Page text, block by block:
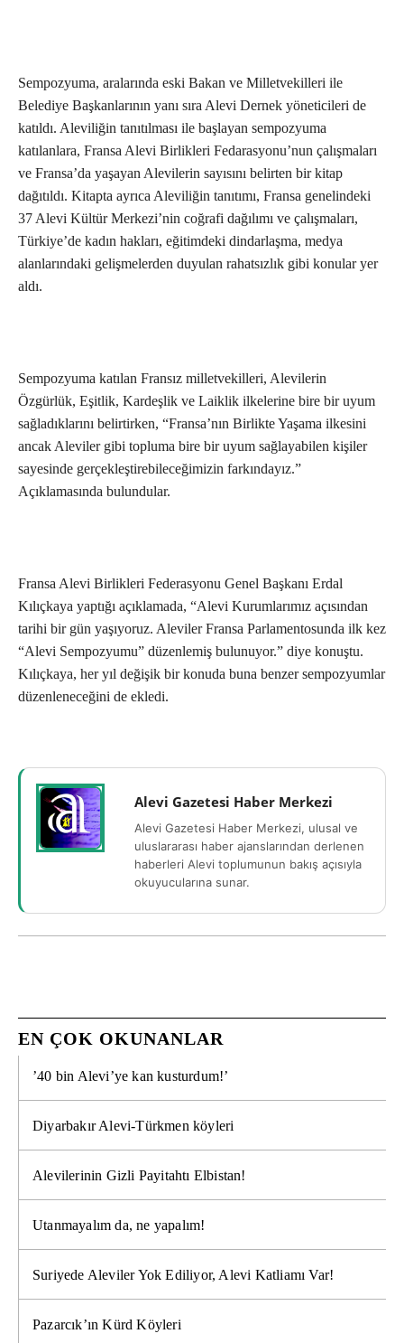
Sempozyuma, aralarında eski Bakan ve Milletvekilleri ile
Belediye Başkanlarının yanı sıra Alevi Dernek yöneticileri de
katıldı. Aleviliğin tanıtılması ile başlayan sempozyuma
katılanlara, Fransa Alevi Birlikleri Fedarasyonu’nun çalışmaları
ve Fransa’da yaşayan Alevilerin sayısını belirten bir kitap
dağıtıldı. Kitapta ayrıca Aleviliğin tanıtımı, Fransa genelindeki
37 Alevi Kültür Merkezi’nin coğrafi dağılımı ve çalışmaları,
Türkiye’de kadın hakları, eğitimdeki dindarlaşma, medya
alanlarındaki gelişmelerden duyulan rahatsızlık gibi konular yer
aldı.
Sempozyuma katılan Fransız milletvekilleri, Alevilerin
Özgürlük, Eşitlik, Kardeşlik ve Laiklik ilkelerine bire bir uyum
sağladıklarını belirtirken, “Fransa’nın Birlikte Yaşama ilkesini
ancak Aleviler gibi topluma bire bir uyum sağlayabilen kişiler
sayesinde gerçekleştirebileceğimizin farkındayız.”
Açıklamasında bulundular.
Fransa Alevi Birlikleri Federasyonu Genel Başkanı Erdal
Kılıçkaya yaptığı açıklamada, “Alevi Kurumlarımız açısından
tarihi bir gün yaşıyoruz. Aleviler Fransa Parlamentosunda ilk kez
“Alevi Sempozyumu” düzenlemiş bulunuyor.” diye konuştu.
Kılıçkaya, her yıl değişik bir konuda buna benzer sempozyumlar
düzenleneceğini de ekledi.
Alevi Gazetesi Haber Merkezi
Alevi Gazetesi Haber Merkezi, ulusal ve
uluslararası haber ajanslarından derlenen
haberleri Alevi toplumunun bakış açısıyla
okuyucularına sunar.
EN ÇOK OKUNANLAR
’40 bin Alevi’ye kan kusturdum!’
Diyarbakır Alevi-Türkmen köyleri
Alevilerinin Gizli Payitahtı Elbistan!
Utanmayalım da, ne yapalım!
Suriyede Aleviler Yok Ediliyor, Alevi Katliamı Var!
Pazarcık’ın Kürd Köyleri